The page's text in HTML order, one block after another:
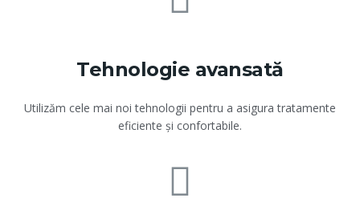
Tehnologie avansată
Utilizăm cele mai noi tehnologii pentru a asigura tratamente
eficiente și confortabile.